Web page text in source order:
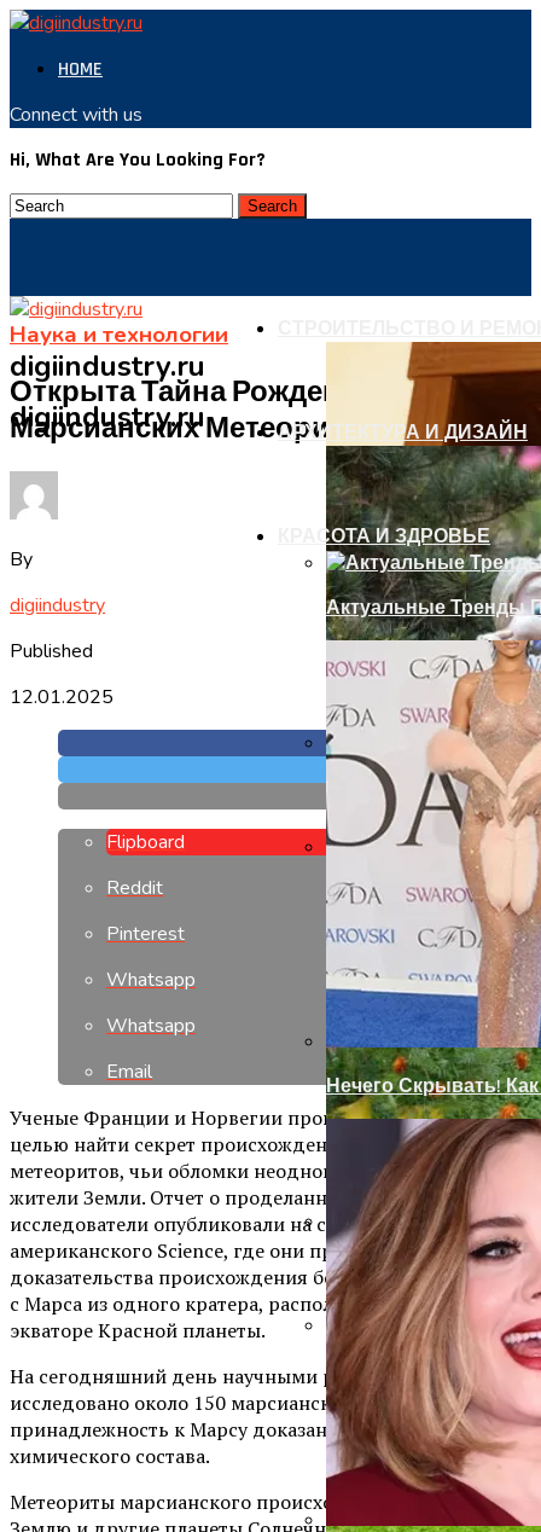
HOME
Connect with us
Hi, What Are You Looking For?
digiindustry.ru
digiindustry.ru
Установка Доборов
Замки С Ручкой Для
АРХИТЕКТУРА И ДИЗАЙН
Современный
Декор Для Участка
КРАСОТА И ЗДРОВЬЕ
Актуальные Тренды
Нечего Скрывать!
Наука и технологии
Открыта Тайна Рождения
Марсианских Метеоритов
By
digiindustry
Published
12.01.2025
Flipboard
Reddit
Pinterest
Whatsapp
Whatsapp
Email
Ученые Франции и Норвегии провели исследование с
целью найти секрет происхождения марсианских
метеоритов, чьи обломки неоднократно находили
жители Земли. Отчет о проделанной работе
исследователи опубликовали на страницах
американского Science, где они приводят
доказательства происхождения большинства «гостей»
с Марса из одного кратера, расположенного на
экваторе Красной планеты.
На сегодняшний день научными работниками
исследовано около 150 марсианских метеоритов. Их
принадлежность к Марсу доказана с помощью анализа
химического состава.
Метеориты марсианского происхождения попадают на